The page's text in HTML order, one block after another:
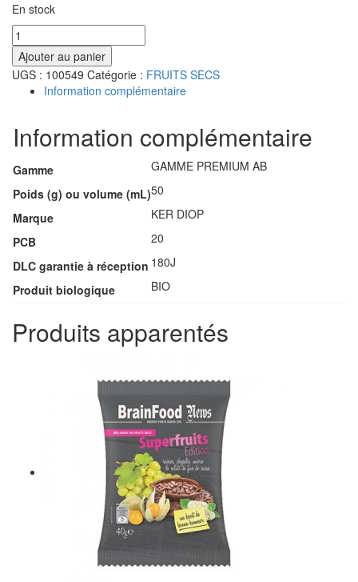
En stock
Ajouter au panier
UGS : 100549 Catégorie : FRUITS SECS
Information complémentaire
Information complémentaire
Gamme
GAMME PREMIUM AB
Poids (g) ou volume (mL)50
Marque
KER DIOP
PCB
20
DLC garantie à réception 180J
Produit biologique
BIO
Produits apparentés